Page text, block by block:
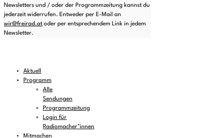
Newsletters und / oder der Programmzeitung kannst du
jederzeit widerrufen. Entweder per E-Mail an
wir@freirad.at oder per entsprechendem Link in jedem
Newsletter.
Aktuell
Programm
Alle
Sendungen
Programmzeitung
Login für
Radiomacher*innen
Mitmachen